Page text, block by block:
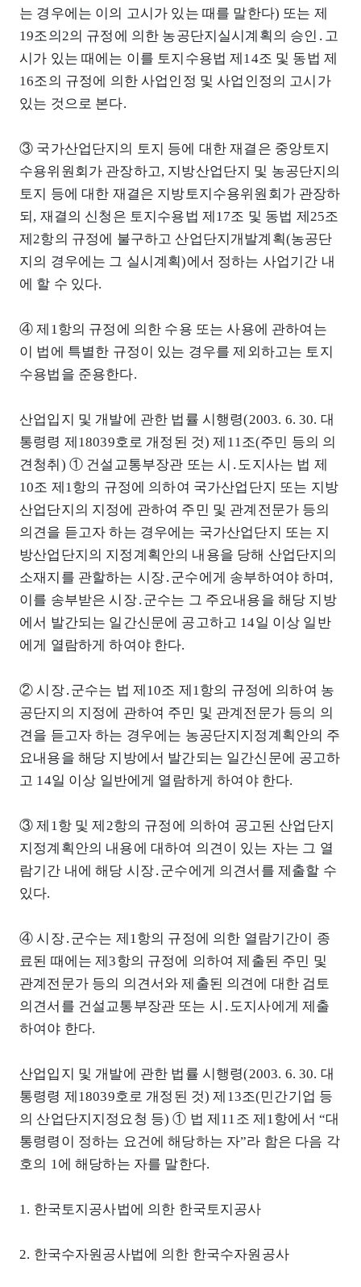
는 경우에는 이의 고시가 있는 때를 말한다) 또는 제
19조의2의 규정에 의한 농공단지실시계획의 승인․고
시가 있는 때에는 이를 토지수용법 제14조 및 동법 제
16조의 규정에 의한 사업인정 및 사업인정의 고시가
있는 것으로 본다.
③ 국가산업단지의 토지 등에 대한 재결은 중앙토지
수용위원회가 관장하고, 지방산업단지 및 농공단지의
토지 등에 대한 재결은 지방토지수용위원회가 관장하
되, 재결의 신청은 토지수용법 제17조 및 동법 제25조
제2항의 규정에 불구하고 산업단지개발계획(농공단
지의 경우에는 그 실시계획)에서 정하는 사업기간 내
에 할 수 있다.
④ 제1항의 규정에 의한 수용 또는 사용에 관하여는
이 법에 특별한 규정이 있는 경우를 제외하고는 토지
수용법을 준용한다.
산업입지 및 개발에 관한 법률 시행령(2003. 6. 30. 대
통령령 제18039호로 개정된 것) 제11조(주민 등의 의
견청취) ① 건설교통부장관 또는 시․도지사는 법 제
10조 제1항의 규정에 의하여 국가산업단지 또는 지방
산업단지의 지정에 관하여 주민 및 관계전문가 등의
의견을 듣고자 하는 경우에는 국가산업단지 또는 지
방산업단지의 지정계획안의 내용을 당해 산업단지의
소재지를 관할하는 시장․군수에게 송부하여야 하며,
이를 송부받은 시장․군수는 그 주요내용을 해당 지방
에서 발간되는 일간신문에 공고하고 14일 이상 일반
에게 열람하게 하여야 한다.
② 시장․군수는 법 제10조 제1항의 규정에 의하여 농
공단지의 지정에 관하여 주민 및 관계전문가 등의 의
견을 듣고자 하는 경우에는 농공단지지정계획안의 주
요내용을 해당 지방에서 발간되는 일간신문에 공고하
고 14일 이상 일반에게 열람하게 하여야 한다.
③ 제1항 및 제2항의 규정에 의하여 공고된 산업단지
지정계획안의 내용에 대하여 의견이 있는 자는 그 열
람기간 내에 해당 시장․군수에게 의견서를 제출할 수
있다.
④ 시장․군수는 제1항의 규정에 의한 열람기간이 종
료된 때에는 제3항의 규정에 의하여 제출된 주민 및
관계전문가 등의 의견서와 제출된 의견에 대한 검토
의견서를 건설교통부장관 또는 시․도지사에게 제출
하여야 한다.
산업입지 및 개발에 관한 법률 시행령(2003. 6. 30. 대
통령령 제18039호로 개정된 것) 제13조(민간기업 등
의 산업단지지정요청 등) ① 법 제11조 제1항에서 “대
통령령이 정하는 요건에 해당하는 자”라 함은 다음 각
호의 1에 해당하는 자를 말한다.
1. 한국토지공사법에 의한 한국토지공사
2. 한국수자원공사법에 의한 한국수자원공사